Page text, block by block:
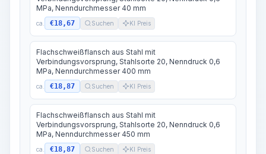
MPa, Nenndurchmesser 40 mm
ca. €18,67 Suchen KI Preis
Flachschweißflansch aus Stahl mit
Verbindungsvorsprung, Stahlsorte 20, Nenndruck 0,6
MPa, Nenndurchmesser 400 mm
ca. €18,87 Suchen KI Preis
Flachschweißflansch aus Stahl mit
Verbindungsvorsprung, Stahlsorte 20, Nenndruck 0,6
MPa, Nenndurchmesser 450 mm
ca. €18,87 Suchen KI Preis